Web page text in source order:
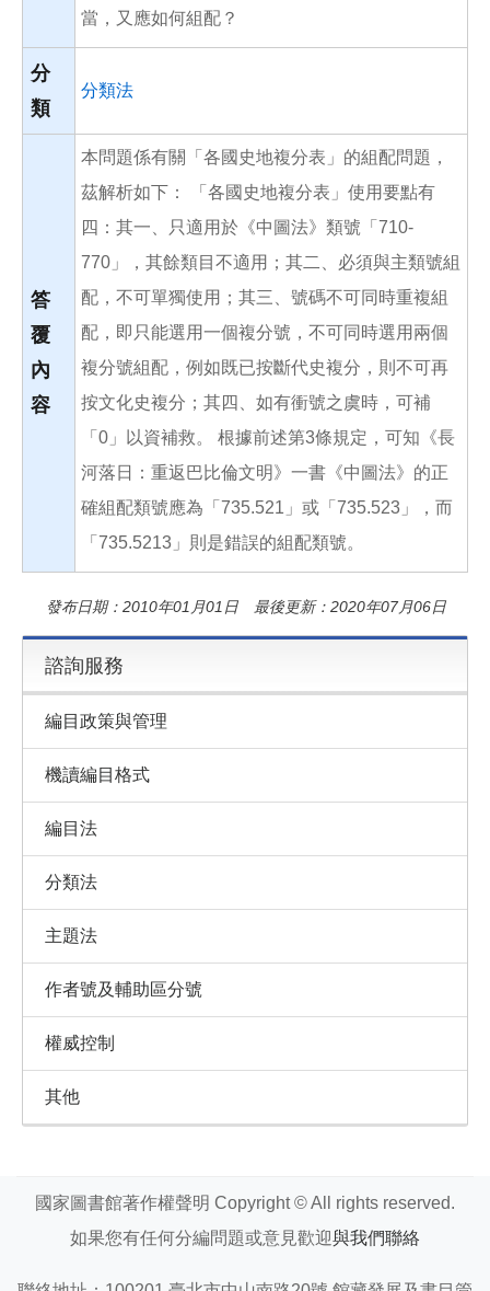
當，又應如何組配？
分
類
分類法
答
覆
內
容
本問題係有關「各國史地複分表」的組配問題，
茲解析如下： 「各國史地複分表」使用要點有
四：其一、只適用於《中圖法》類號「710-
770」，其餘類目不適用；其二、必須與主類號組
配，不可單獨使用；其三、號碼不可同時重複組
配，即只能選用一個複分號，不可同時選用兩個
複分號組配，例如既已按斷代史複分，則不可再
按文化史複分；其四、如有衝號之虞時，可補
「0」以資補救。 根據前述第3條規定，可知《長
河落日：重返巴比倫文明》一書《中圖法》的正
確組配類號應為「735.521」或「735.523」，而
「735.5213」則是錯誤的組配類號。
發布日期：2010年01月01日 最後更新：2020年07月06日
諮詢服務
編目政策與管理
機讀編目格式
編目法
分類法
主題法
作者號及輔助區分號
權威控制
其他
國家圖書館著作權聲明 Copyright © All rights reserved.
如果您有任何分編問題或意見歡迎與我們聯絡